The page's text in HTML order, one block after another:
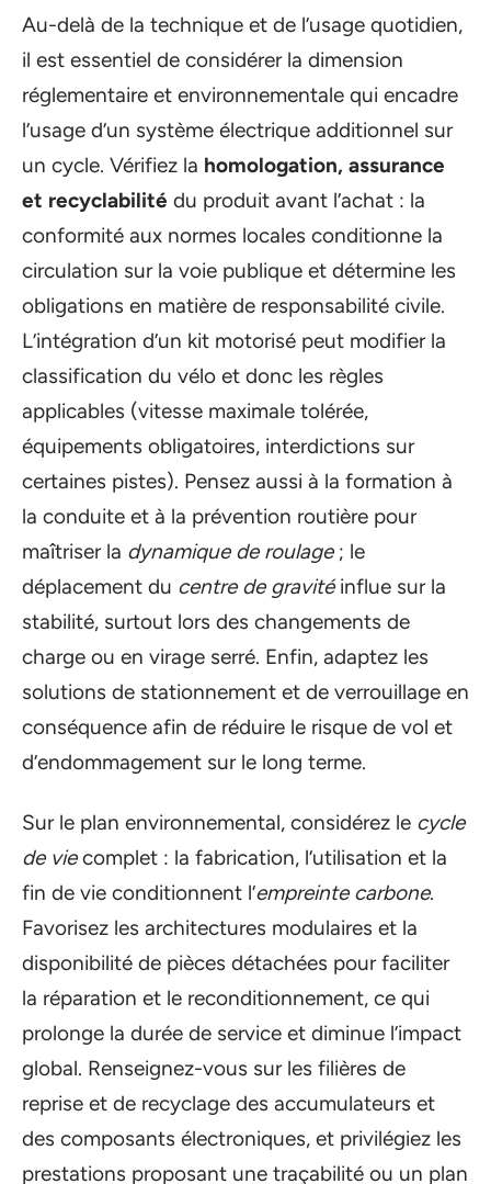
Au-delà de la technique et de l’usage quotidien,
il est essentiel de considérer la dimension
réglementaire et environnementale qui encadre
l’usage d’un système électrique additionnel sur
un cycle. Vérifiez la homologation, assurance
et recyclabilité du produit avant l’achat : la
conformité aux normes locales conditionne la
circulation sur la voie publique et détermine les
obligations en matière de responsabilité civile.
L’intégration d’un kit motorisé peut modifier la
classification du vélo et donc les règles
applicables (vitesse maximale tolérée,
équipements obligatoires, interdictions sur
certaines pistes). Pensez aussi à la formation à
la conduite et à la prévention routière pour
maîtriser la dynamique de roulage; le
déplacement du centre de gravitéinflue sur la
stabilité, surtout lors des changements de
charge ou en virage serré. Enfin, adaptez les
solutions de stationnement et de verrouillage en
conséquence afin de réduire le risque de vol et
d’endommagement sur le long terme.
Sur le plan environnemental, considérez le cycle
de viecomplet : la fabrication, l’utilisation et la
fin de vie conditionnent l’empreinte carbone.
Favorisez les architectures modulaires et la
disponibilité de pièces détachées pour faciliter
la réparation et le reconditionnement, ce qui
prolonge la durée de service et diminue l’impact
global. Renseignez-vous sur les filières de
reprise et de recyclage des accumulateurs et
des composants électroniques, et privilégiez les
prestations proposant une traçabilité ou un plan